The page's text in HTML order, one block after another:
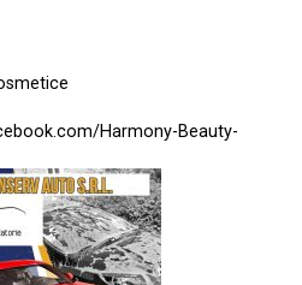
Harmony-Beauty-